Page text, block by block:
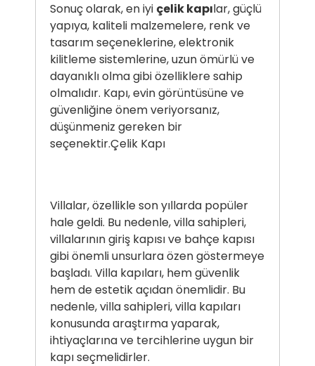
Sonuç olarak, en iyi çelik kapılar, güçlü
yapıya, kaliteli malzemelere, renk ve
tasarım seçeneklerine, elektronik
kilitleme sistemlerine, uzun ömürlü ve
dayanıklı olma gibi özelliklere sahip
olmalıdır. Kapı, evin görüntüsüne ve
güvenliğine önem veriyorsanız,
düşünmeniz gereken bir
seçenektir.Çelik Kapı
Villalar, özellikle son yıllarda popüler
hale geldi. Bu nedenle, villa sahipleri,
villalarının giriş kapısı ve bahçe kapısı
gibi önemli unsurlara özen göstermeye
başladı. Villa kapıları, hem güvenlik
hem de estetik açıdan önemlidir. Bu
nedenle, villa sahipleri, villa kapıları
konusunda araştırma yaparak,
ihtiyaçlarına ve tercihlerine uygun bir
kapı seçmelidirler.